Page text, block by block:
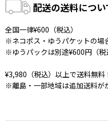
配送の送料につい
全国一律¥600（税込）
※ネコポス・ゆうパケットの場
※ゆうパックは別途¥600円（税
¥3,980（税込）以上で送料無料
※離島・一部地域は追加送料が